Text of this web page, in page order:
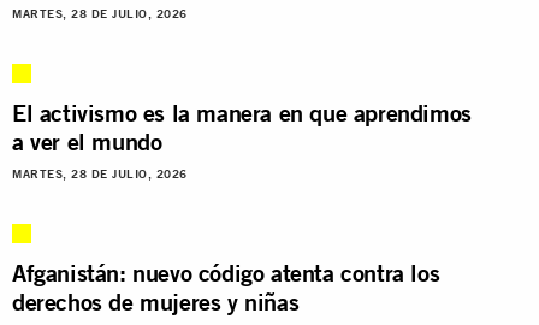
MARTES, 28 DE JULIO, 2026
El activismo es la manera en que aprendimos
a ver el mundo
MARTES, 28 DE JULIO, 2026
Afganistán: nuevo código atenta contra los
derechos de mujeres y niñas